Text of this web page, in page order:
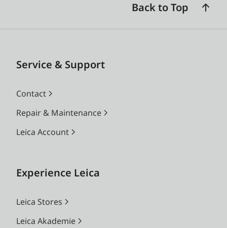
Back to Top
Service & Support
Contact
Repair & Maintenance
Leica Account
Experience Leica
Leica Stores
Leica Akademie